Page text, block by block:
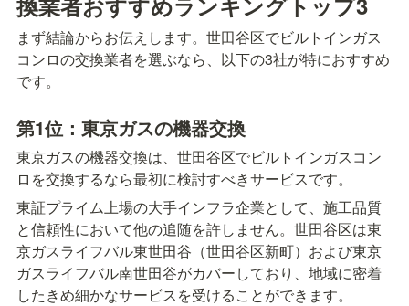
まず結論からお伝えします。世田谷区でビルトインガス
コンロの交換業者を選ぶなら、以下の3社が特におすすめ
です。
第1位：東京ガスの機器交換
東京ガスの機器交換は、世田谷区でビルトインガスコン
ロを交換するなら最初に検討すべきサービスです。
東証プライム上場の大手インフラ企業として、施工品質
と信頼性において他の追随を許しません。世田谷区は東
京ガスライフバル東世田谷（世田谷区新町）および東京
ガスライフバル南世田谷がカバーしており、地域に密着
したきめ細かなサービスを受けることができます。